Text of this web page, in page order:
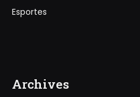
Esportes
Archives